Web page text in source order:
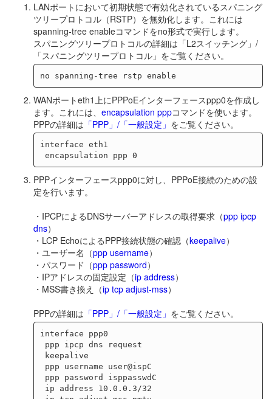
LANポートにおいて初期状態で有効化されているスパニング
ツリープロトコル（RSTP）を無効化します。これには
spanning-tree enableコマンドをno形式で実行します。
スパニングツリープロトコルの詳細は「L2スイッチング」/
「スパニングツリープロトコル」をご覧ください。
WANポートeth1上にPPPoEインターフェースppp0を作成し
ます。これには、 encapsulation pppコマンドを使います。
PPPの詳細は 「PPP」/「一般設定」 をご覧ください。
interface eth1
PPPインターフェースppp0に対し、PPPoE接続のための設
定を行います。
・IPCPによるDNSサーバーアドレスの取得要求（ppp ipcp
dns）
・LCP EchoによるPPP接続状態の確認（keepalive）
・ユーザー名（ppp username）
・パスワード（ppp password）
・IPアドレスの固定設定（ip address）
・MSS書き換え（ip tcp adjust-mss）
PPPの詳細は 「PPP」/「一般設定」 をご覧ください。
interface ppp0